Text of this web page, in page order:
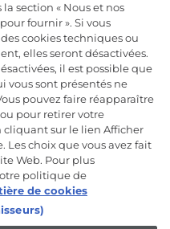
unique - SIÈGE SOCIAL :
- Italie - SIÈGES
snc - 20861
- 20871 Vimercate (MB) -
- Capital social
et numéro d'inscription au
Brianza-Lodi 04666310158 -
REA : MB-1033934 -
soumise aux activités de
section « Nous et nos
fournir ». Si vous
cookies techniques ou
elles seront désactivées.
il est possible que
vous sont présentés ne
pouvez faire réapparaître
pour retirer votre
sur le lien Afficher
Les choix que vous avez fait
Web. Pour plus
politique de
de cookies